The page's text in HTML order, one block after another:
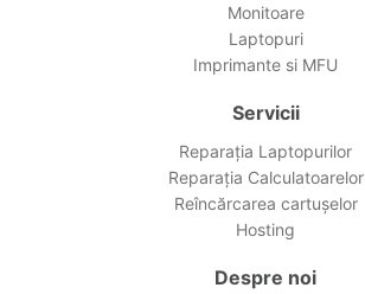
Monitoare
Laptopuri
Imprimante si MFU
Servicii
Reparația Laptopurilor
Reparația Calculatoarelor
Reîncărcarea cartușelor
Hosting
Despre noi